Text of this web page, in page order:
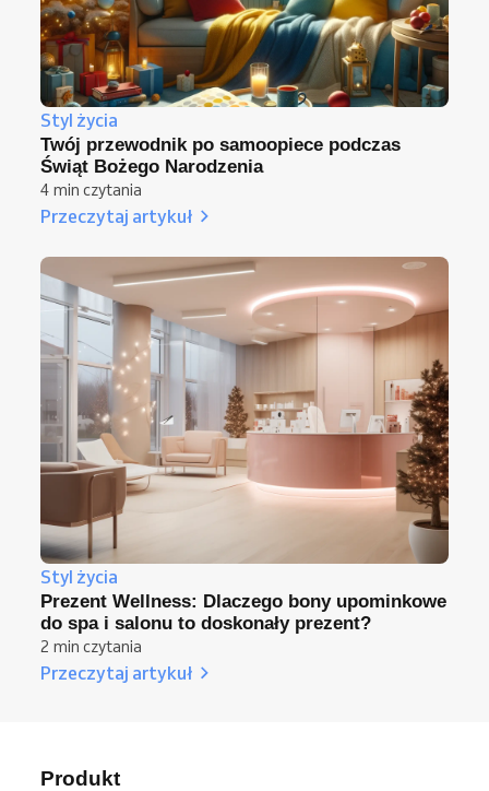
Styl życia
Twój przewodnik po samoopiece podczas
Świąt Bożego Narodzenia
4 min czytania
Przeczytaj artykuł
Styl życia
Prezent Wellness: Dlaczego bony upominkowe
do spa i salonu to doskonały prezent?
2 min czytania
Przeczytaj artykuł
Produkt